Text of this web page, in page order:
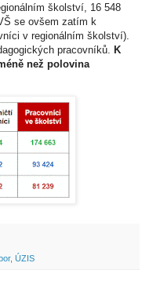
školství, 16 548
se ovšem zatím k
v regionálním školství).
pracovníků.
K
než polovina
, ÚZIS